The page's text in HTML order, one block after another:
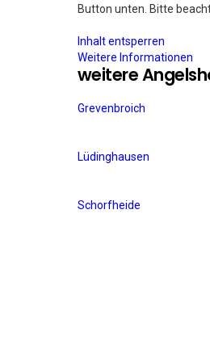
Button unten. Bitte
Inhalt entsperren
Weitere Informationen
weitere
Grevenbroich
Lüdinghausen
Schorfheide